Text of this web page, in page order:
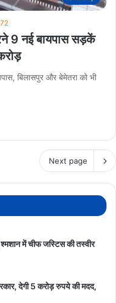
9 नई बायपास सड़कें
बिलासपुर और बेमेतरा को भी
Next page
में चीफ जस्टिस की तस्वीर
देगी 5 करोड़ रुपये की मदद,